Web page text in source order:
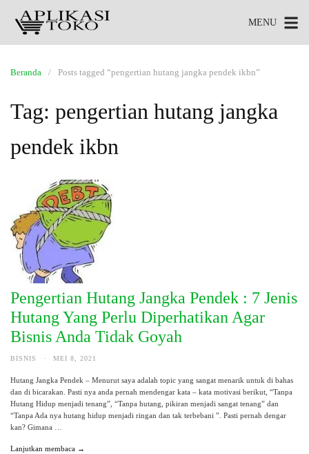
MENU
Beranda Posts tagged “pengertian hutang jangka pendek ikbn”
Tag: pengertian hutang jangka
pendek ikbn
Pengertian Hutang Jangka Pendek : 7 Jenis
Hutang Yang Perlu Diperhatikan Agar
Bisnis Anda Tidak Goyah
BISNIS · MEI 8, 2021
Hutang Jangka Pendek – Menurut saya adalah topic yang sangat menarik untuk di bahas
dan di bicarakan. Pasti nya anda pernah mendengar kata – kata motivasi berikut, “Tanpa
Hutang Hidup menjadi tenang”, “Tanpa hutang, pikiran menjadi sangat tenang” dan
“Tanpa Ada nya hutang hidup menjadi ringan dan tak terbebani ”. Pasti pernah dengar
kan? Gimana …
Lanjutkan membaca →